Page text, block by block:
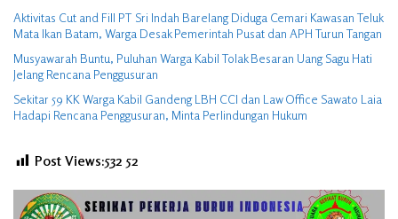
Aktivitas Cut and Fill PT Sri Indah Barelang Diduga Cemari Kawasan Teluk
Mata Ikan Batam, Warga Desak Pemerintah Pusat dan APH Turun Tangan
Musyawarah Buntu, Puluhan Warga Kabil Tolak Besaran Uang Sagu Hati
Jelang Rencana Penggusuran
Sekitar 59 KK Warga Kabil Gandeng LBH CCI dan Law Office Sawato Laia
Hadapi Rencana Penggusuran, Minta Perlindungan Hukum
Post Views:532 52